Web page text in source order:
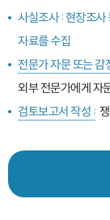
사실조사 : 현장조사
자료를 수집
전문가 자문 또는 감
외부 전문가에게 자
검토보고서 작성 :